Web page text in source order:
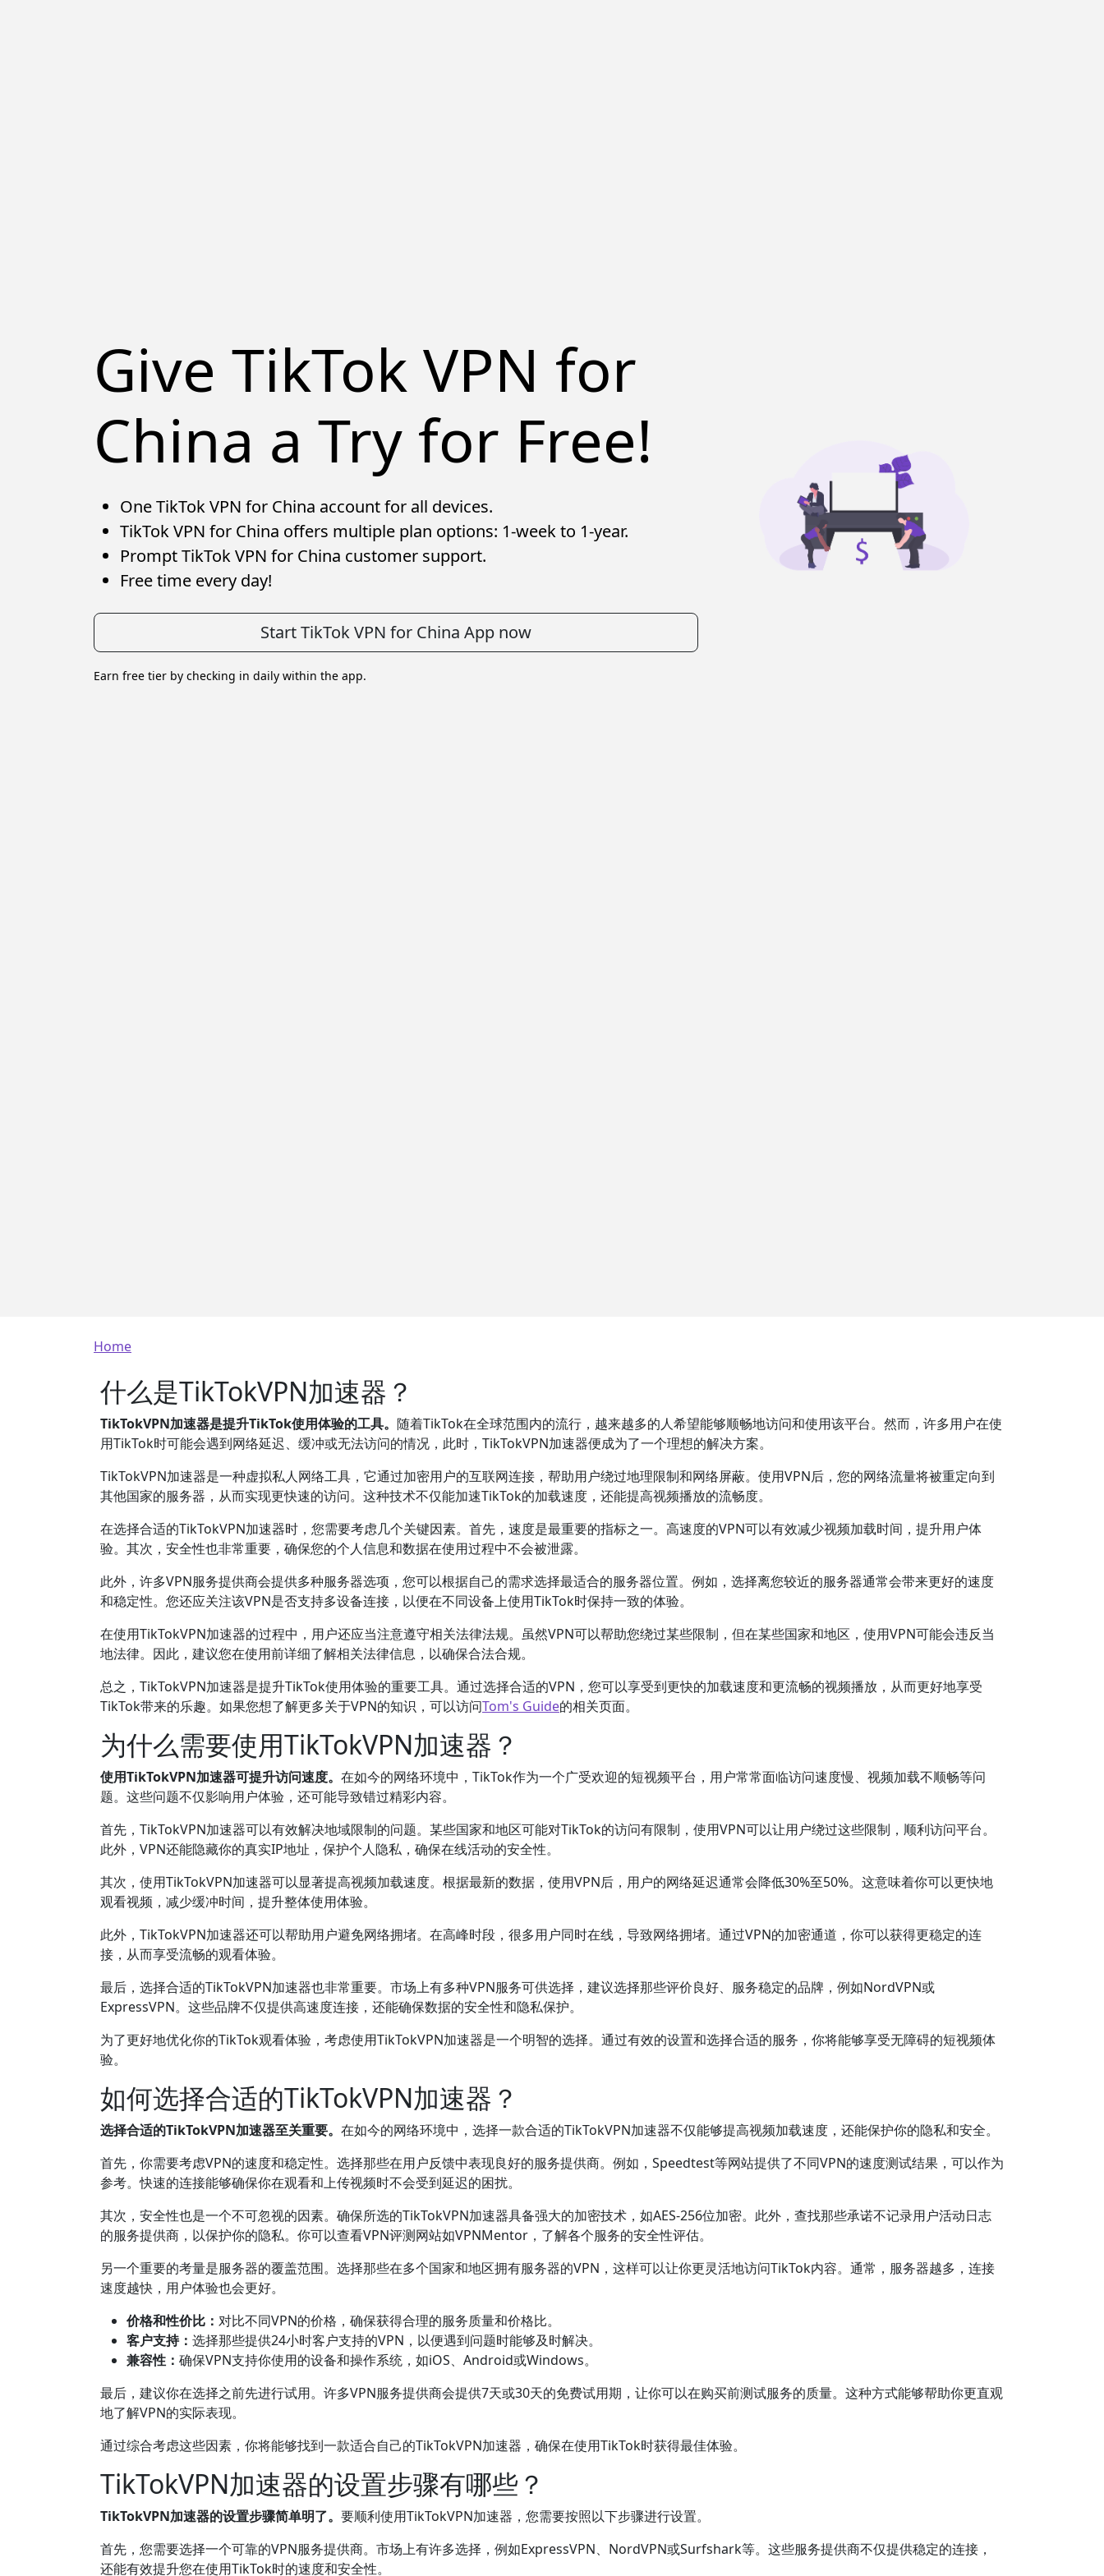
Give TikTok VPN for
China a Try for Free!
One TikTok VPN for China account for all devices.
TikTok VPN for China offers multiple plan options: 1-week to 1-year.
Prompt TikTok VPN for China customer support.
Free time every day!
Start TikTok VPN for China App now
Earn free tier by checking in daily within the app.
Breadcrumb
Home
什么是TikTokVPN加速器？
TikTokVPN加速器是提升TikTok使用体验的工具。 随着TikTok在全球范围内的流行，越来越多的人希望能够顺畅地访问和使用该平台。然而，许多用户在使
用TikTok时可能会遇到网络延迟、缓冲或无法访问的情况，此时，TikTokVPN加速器便成为了一个理想的解决方案。
TikTokVPN加速器是一种虚拟私人网络工具，它通过加密用户的互联网连接，帮助用户绕过地理限制和网络屏蔽。使用VPN后，您的网络流量将被重定向到
其他国家的服务器，从而实现更快速的访问。这种技术不仅能加速TikTok的加载速度，还能提高视频播放的流畅度。
在选择合适的TikTokVPN加速器时，您需要考虑几个关键因素。首先，速度是最重要的指标之一。高速度的VPN可以有效减少视频加载时间，提升用户体
验。其次，安全性也非常重要，确保您的个人信息和数据在使用过程中不会被泄露。
此外，许多VPN服务提供商会提供多种服务器选项，您可以根据自己的需求选择最适合的服务器位置。例如，选择离您较近的服务器通常会带来更好的速度
和稳定性。您还应关注该VPN是否支持多设备连接，以便在不同设备上使用TikTok时保持一致的体验。
在使用TikTokVPN加速器的过程中，用户还应当注意遵守相关法律法规。虽然VPN可以帮助您绕过某些限制，但在某些国家和地区，使用VPN可能会违反当
地法律。因此，建议您在使用前详细了解相关法律信息，以确保合法合规。
总之，TikTokVPN加速器是提升TikTok使用体验的重要工具。通过选择合适的VPN，您可以享受到更快的加载速度和更流畅的视频播放，从而更好地享受
TikTok带来的乐趣。如果您想了解更多关于VPN的知识，可以访问Tom's Guide的相关页面。
为什么需要使用TikTokVPN加速器？
使用TikTokVPN加速器可提升访问速度。 在如今的网络环境中，TikTok作为一个广受欢迎的短视频平台，用户常常面临访问速度慢、视频加载不顺畅等问
题。这些问题不仅影响用户体验，还可能导致错过精彩内容。
首先，TikTokVPN加速器可以有效解决地域限制的问题。某些国家和地区可能对TikTok的访问有限制，使用VPN可以让用户绕过这些限制，顺利访问平台。
此外，VPN还能隐藏你的真实IP地址，保护个人隐私，确保在线活动的安全性。
其次，使用TikTokVPN加速器可以显著提高视频加载速度。根据最新的数据，使用VPN后，用户的网络延迟通常会降低30%至50%。这意味着你可以更快地
观看视频，减少缓冲时间，提升整体使用体验。
此外，TikTokVPN加速器还可以帮助用户避免网络拥堵。在高峰时段，很多用户同时在线，导致网络拥堵。通过VPN的加密通道，你可以获得更稳定的连
接，从而享受流畅的观看体验。
最后，选择合适的TikTokVPN加速器也非常重要。市场上有多种VPN服务可供选择，建议选择那些评价良好、服务稳定的品牌，例如NordVPN或
ExpressVPN。这些品牌不仅提供高速度连接，还能确保数据的安全性和隐私保护。
为了更好地优化你的TikTok观看体验，考虑使用TikTokVPN加速器是一个明智的选择。通过有效的设置和选择合适的服务，你将能够享受无障碍的短视频体
验。
如何选择合适的TikTokVPN加速器？
选择合适的TikTokVPN加速器至关重要。 在如今的网络环境中，选择一款合适的TikTokVPN加速器不仅能够提高视频加载速度，还能保护你的隐私和安全。
首先，你需要考虑VPN的速度和稳定性。选择那些在用户反馈中表现良好的服务提供商。例如，Speedtest等网站提供了不同VPN的速度测试结果，可以作为
参考。快速的连接能够确保你在观看和上传视频时不会受到延迟的困扰。
其次，安全性也是一个不可忽视的因素。确保所选的TikTokVPN加速器具备强大的加密技术，如AES-256位加密。此外，查找那些承诺不记录用户活动日志
的服务提供商，以保护你的隐私。你可以查看VPN评测网站如VPNMentor，了解各个服务的安全性评估。
另一个重要的考量是服务器的覆盖范围。选择那些在多个国家和地区拥有服务器的VPN，这样可以让你更灵活地访问TikTok内容。通常，服务器越多，连接
速度越快，用户体验也会更好。
价格和性价比： 对比不同VPN的价格，确保获得合理的服务质量和价格比。
客户支持： 选择那些提供24小时客户支持的VPN，以便遇到问题时能够及时解决。
兼容性： 确保VPN支持你使用的设备和操作系统，如iOS、Android或Windows。
最后，建议你在选择之前先进行试用。许多VPN服务提供商会提供7天或30天的免费试用期，让你可以在购买前测试服务的质量。这种方式能够帮助你更直观
地了解VPN的实际表现。
通过综合考虑这些因素，你将能够找到一款适合自己的TikTokVPN加速器，确保在使用TikTok时获得最佳体验。
TikTokVPN加速器的设置步骤有哪些？
TikTokVPN加速器的设置步骤简单明了。 要顺利使用TikTokVPN加速器，您需要按照以下步骤进行设置。
首先，您需要选择一个可靠的VPN服务提供商。市场上有许多选择，例如ExpressVPN、NordVPN或Surfshark等。这些服务提供商不仅提供稳定的连接，
还能有效提升您在使用TikTok时的速度和安全性。